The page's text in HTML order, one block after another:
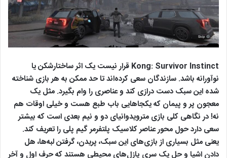
Kong: Survivor Instinct قرار نیست یک اثر ساختارشکن یا
نوآورانه باشد. سازندگان سعی کرده‌اند تا حد ممکن به هر بازی شناخته
شده این سبک دست درازی کند و عناصری را وام بگیرد. مثل یک
معجون پر و پیمان که یکجاهایی باب طبع هست و خیلی اوقات هم
نه! در نگاهی کلی بازی مترویدوانیای دو و نیم بعدی است که بیشتر
سعی دارد حول محور عناصر کلاسیک پلتفرمر گیم پلی را تعریف کند.
یعنی مثل بسیاری از بازی‌های این سبک، پریدن، گرفتن لبه‌ها، هل
دادن اشیا و حل یک سری پازل‌های محیطی هستند که حرف اول و آخر